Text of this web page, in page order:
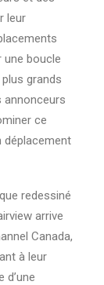
leur
boucle
grands
annonceurs
ce
déplacement
redessiné
arrive
Canada,
à leur
d’une